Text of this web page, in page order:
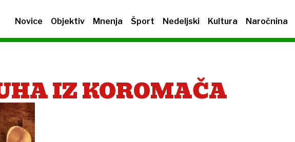
Novice Objektiv Mnenja Šport Nedeljski Kultura Naročnina
IZ KOROMAČA